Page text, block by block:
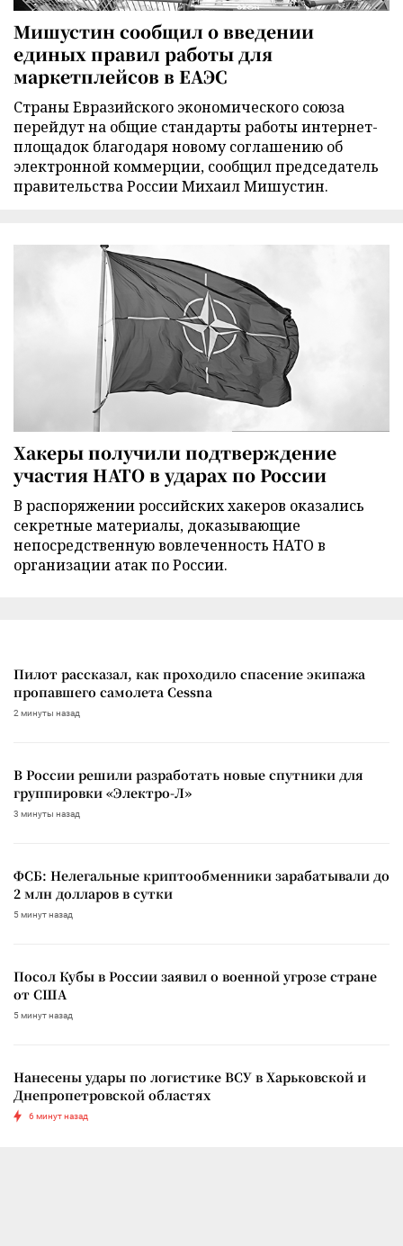
Мишустин сообщил о введении
единых правил работы для
маркетплейсов в ЕАЭС
Страны Евразийского экономического союза
перейдут на общие стандарты работы интернет-
площадок благодаря новому соглашению об
электронной коммерции, сообщил председатель
правительства России Михаил Мишустин.
Хакеры получили подтверждение
участия НАТО в ударах по России
В распоряжении российских хакеров оказались
секретные материалы, доказывающие
непосредственную вовлеченность НАТО в
организации атак по России.
Пилот рассказал, как проходило спасение экипажа
пропавшего самолета Cessna
2 минуты назад
В России решили разработать новые спутники для
группировки «Электро-Л»
3 минуты назад
ФСБ: Нелегальные криптообменники зарабатывали до
2 млн долларов в сутки
5 минут назад
Посол Кубы в России заявил о военной угрозе стране
от США
5 минут назад
Нанесены удары по логистике ВСУ в Харьковской и
Днепропетровской областях
6 минут назад